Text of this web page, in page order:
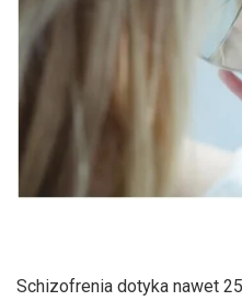
Schizofrenia dotyka nawet